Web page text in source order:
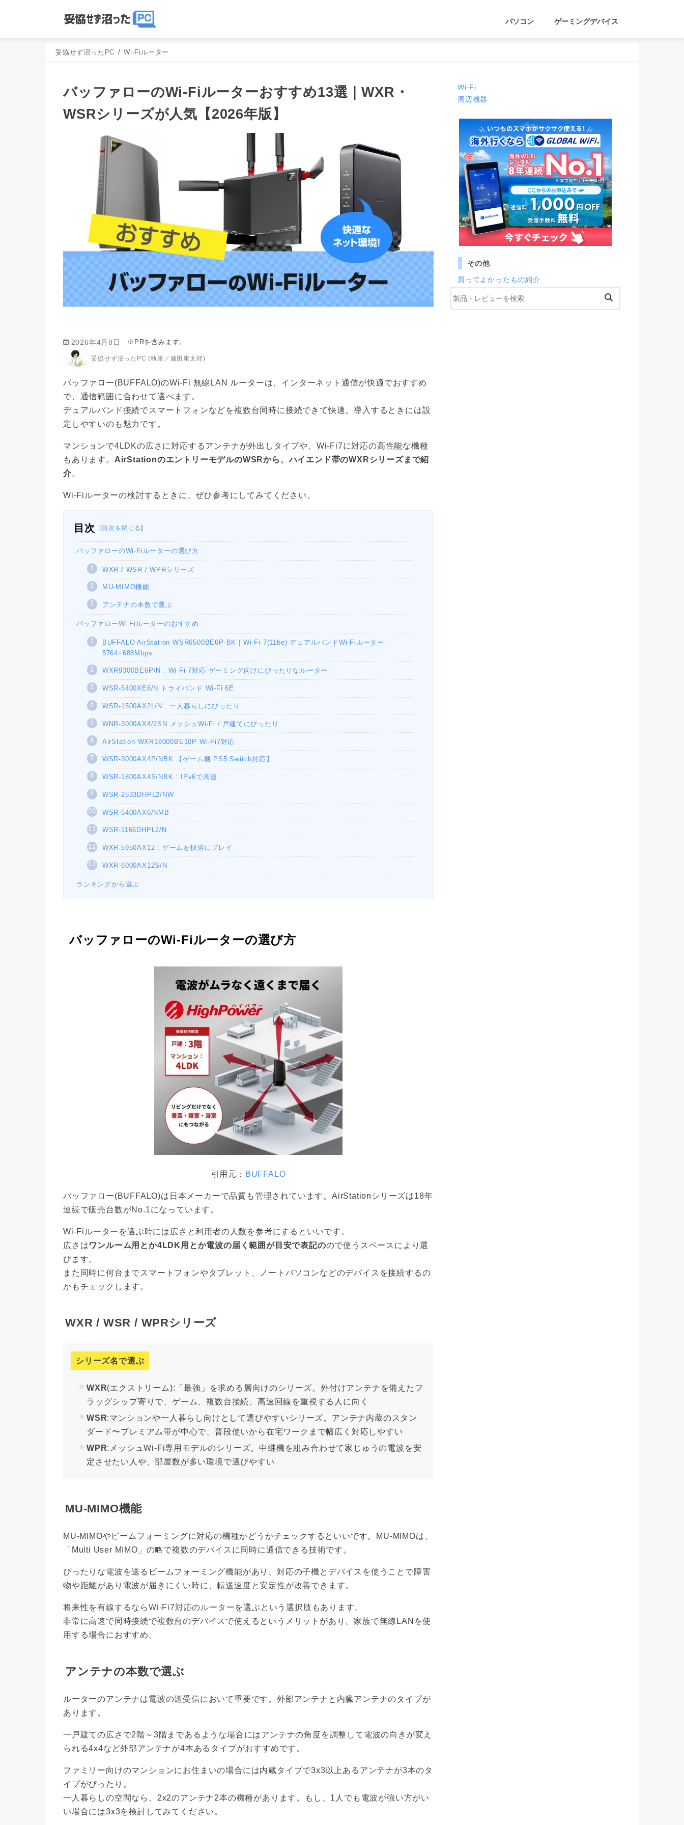
パソコン ゲーミングデバイス
妥協せず沼ったPC Wi-Fiルーター
バッファローのWi-Fiルーターおすすめ13選｜WXR・
WSRシリーズが人気【2026年版】
2026年4月8日 ※PRを含みます。
妥協せず沼ったPC (執筆／藤田康太郎)
バッファロー(BUFFALO)のWi-Fi 無線LAN ルーターは、インターネット通信が快適でおすすめ
で、通信範囲に合わせて選べます。
デュアルバンド接続でスマートフォンなどを複数台同時に接続できて快適。導入するときには設
定しやすいのも魅力です。
マンションで4LDKの広さに対応するアンテナが外出しタイプや、Wi-Fi7に対応の高性能な機種
もあります。 AirStationのエントリーモデルのWSRから、ハイエンド帯のWXRシリーズまで紹
介。
Wi-Fiルーターの検討するときに、ぜひ参考にしてみてください。
目次 [目次を閉じる]
バッファローのWi-Fiルーターの選び方
WXR / WSR / WPRシリーズ
MU-MIMO機能
アンテナの本数で選ぶ
バッファローWi-Fiルーターのおすすめ
BUFFALO AirStation WSR6500BE6P-BK｜Wi-Fi 7(11be) デュアルバンドWi-Fiルーター
5764+688Mbps
WXR9300BE6P/N : Wi-Fi 7対応 ゲーミング向けにぴったりなルーター
WSR-5400XE6/N トライバンド Wi-Fi 6E
WSR-1500AX2L/N : 一人暮らしにぴったり
WNR-3000AX4/2SN メッシュWi-Fi / 戸建てにぴったり
AirStation WXR18000BE10P Wi-Fi7対応
WSR-3000AX4P/NBK 【ゲーム機 PS5 Switch対応】
WSR-1800AX4S/NBK : IPv6で高速
WSR-2533DHPL2/NW
WSR-5400AX6/NMB
WSR-1166DHPL2/N
WXR-5950AX12 : ゲームを快適にプレイ
WXR-6000AX12S/N
ランキングから選ぶ
バッファローのWi-Fiルーターの選び方
引用元： BUFFALO
バッファロー(BUFFALO)は日本メーカーで品質も管理されています。AirStationシリーズは18年
連続で販売台数がNo.1になっています。
Wi-Fiルーターを選ぶ時には広さと利用者の人数を参考にするといいです。
広さはワンルーム用とか4LDK用とか電波の届く範囲が目安で表記のので使うスペースにより選
びます。
また同時に何台までスマートフォンやタブレット、ノートパソコンなどのデバイスを接続するの
かもチェックします。
WXR / WSR / WPRシリーズ
シリーズ名で選ぶ
WXR(エクストリーム):「最強」を求める層向けのシリーズ。外付けアンテナを備えたフ
ラッグシップ寄りで、ゲーム、複数台接続、高速回線を重視する人に向く
WSR:マンションや一人暮らし向けとして選びやすいシリーズ。アンテナ内蔵のスタン
ダード〜プレミアム帯が中心で、普段使いから在宅ワークまで幅広く対応しやすい
WPR:メッシュWi-Fi専用モデルのシリーズ。中継機を組み合わせて家じゅうの電波を安
定させたい人や、部屋数が多い環境で選びやすい
MU-MIMO機能
MU-MIMOやビームフォーミングに対応の機種かどうかチェックするといいです。MU-MIMOは、
「Multi User MIMO」の略で複数のデバイスに同時に通信できる技術です。
ぴったりな電波を送るビームフォーミング機能があり、対応の子機とデバイスを使うことで障害
物や距離があり電波が届きにくい時に、転送速度と安定性が改善できます。
将来性を有線するならWi-Fi7対応のルーターを選ぶという選択肢もあります。
非常に高速で同時接続で複数台のデバイスで使えるというメリットがあり、家族で無線LANを使
用する場合におすすめ。
アンテナの本数で選ぶ
ルーターのアンテナは電波の送受信において重要です。外部アンテナと内臓アンテナのタイプが
あります。
一戸建ての広さで2階～3階まであるような場合にはアンテナの角度を調整して電波の向きが変え
られる4x4など外部アンテナが4本あるタイプがおすすめです。
ファミリー向けのマンションにお住まいの場合には内蔵タイプで3x3以上あるアンテナが3本のタ
イプがぴったり。
一人暮らしの空間なら、2x2のアンテナ2本の機種があります。もし、1人でも電波が強い方がい
い場合には3x3を検討してみてください。
Wi-Fi
周辺機器
その他
買ってよかったもの紹介